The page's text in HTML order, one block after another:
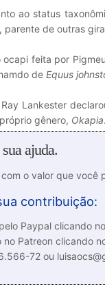
ao status
, parente de outras
feita por
de Equus
Lankester
gênero, Okapia.
ajuda.
o valor que você
contribuição:
Paypal clicando
no Patreon clicando
72 ou